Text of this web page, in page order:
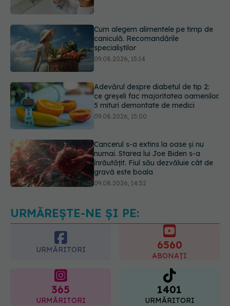
Adevărul despre diabetul de tip 2:
ce greșeli fac majoritatea oamenilor.
Cancerul s-a extins la oase și nu
numai. Starea lui Joe Biden s-a
09.08.2026, 14:52
Câte zile de concediu avem nevoie
într-un an? Răspunsul oferit de un
studiu desfășurat timp de 40 de ani
URMĂREȘTE-NE ȘI PE:
URMĂRITORI 6560
ABONAȚI
365
URMĂRITORI
1401
URMĂRITORI